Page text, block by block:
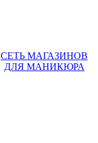
СЕТЬ МАГАЗИНОВ
ДЛЯ МАНИКЮРА